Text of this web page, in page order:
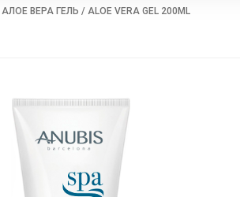
АЛОЕ ВЕРА ГЕЛЬ / ALOE VERA GEL 200ML